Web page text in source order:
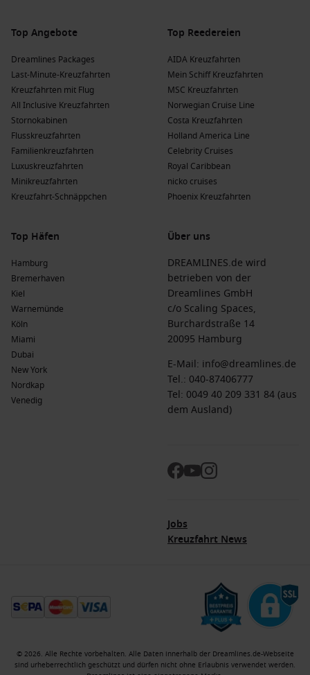
Top Angebote
Dreamlines Packages
Last-Minute-Kreuzfahrten
Kreuzfahrten mit Flug
All Inclusive Kreuzfahrten
Stornokabinen
Flusskreuzfahrten
Familienkreuzfahrten
Luxuskreuzfahrten
Minikreuzfahrten
Kreuzfahrt-Schnäppchen
Top Reedereien
AIDA Kreuzfahrten
Mein Schiff Kreuzfahrten
MSC Kreuzfahrten
Norwegian Cruise Line
Costa Kreuzfahrten
Holland America Line
Celebrity Cruises
Royal Caribbean
nicko cruises
Phoenix Kreuzfahrten
Top Häfen
Hamburg
Bremerhaven
Kiel
Warnemünde
Köln
Miami
Dubai
New York
Nordkap
Venedig
Über uns
DREAMLINES.de wird
betrieben von der
Dreamlines GmbH
c/o Scaling Spaces,
Burchardstraße 14
20095 Hamburg
E-Mail: info@dreamlines.de
Tel.: 040-87406777
Tel: 0049 40 209 331 84 (aus
dem Ausland)
Jobs
Kreuzfahrt News
© 2026. Alle Rechte vorbehalten. Alle Daten innerhalb der Dreamlines.de-Webseite
sind urheberrechtlich geschützt und dürfen nicht ohne Erlaubnis verwendet werden.